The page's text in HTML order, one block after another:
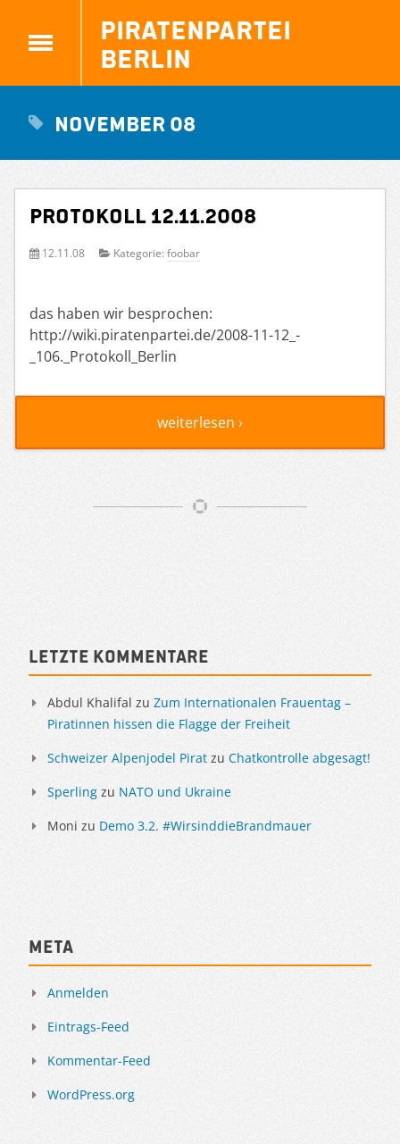
Piratenpartei
Berlin
November 08
Protokoll 12.11.2008
12.11.08 Kategorie: foobar
das haben wir besprochen:
http://wiki.piratenpartei.de/2008-11-12_-
_106._Protokoll_Berlin
weiterlesen ›
Sidebar
Letzte Kommentare
Abdul Khalifal zu Zum Internationalen Frauentag –
Piratinnen hissen die Flagge der Freiheit
Schweizer Alpenjodel Pirat zu Chatkontrolle abgesagt!
Sperling zu NATO und Ukraine
Moni zu Demo 3.2. #WirsinddieBrandmauer
Meta
Anmelden
Eintrags-Feed
Kommentar-Feed
WordPress.org